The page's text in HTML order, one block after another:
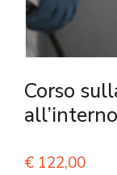
Corso
all’interno
€ 122,00